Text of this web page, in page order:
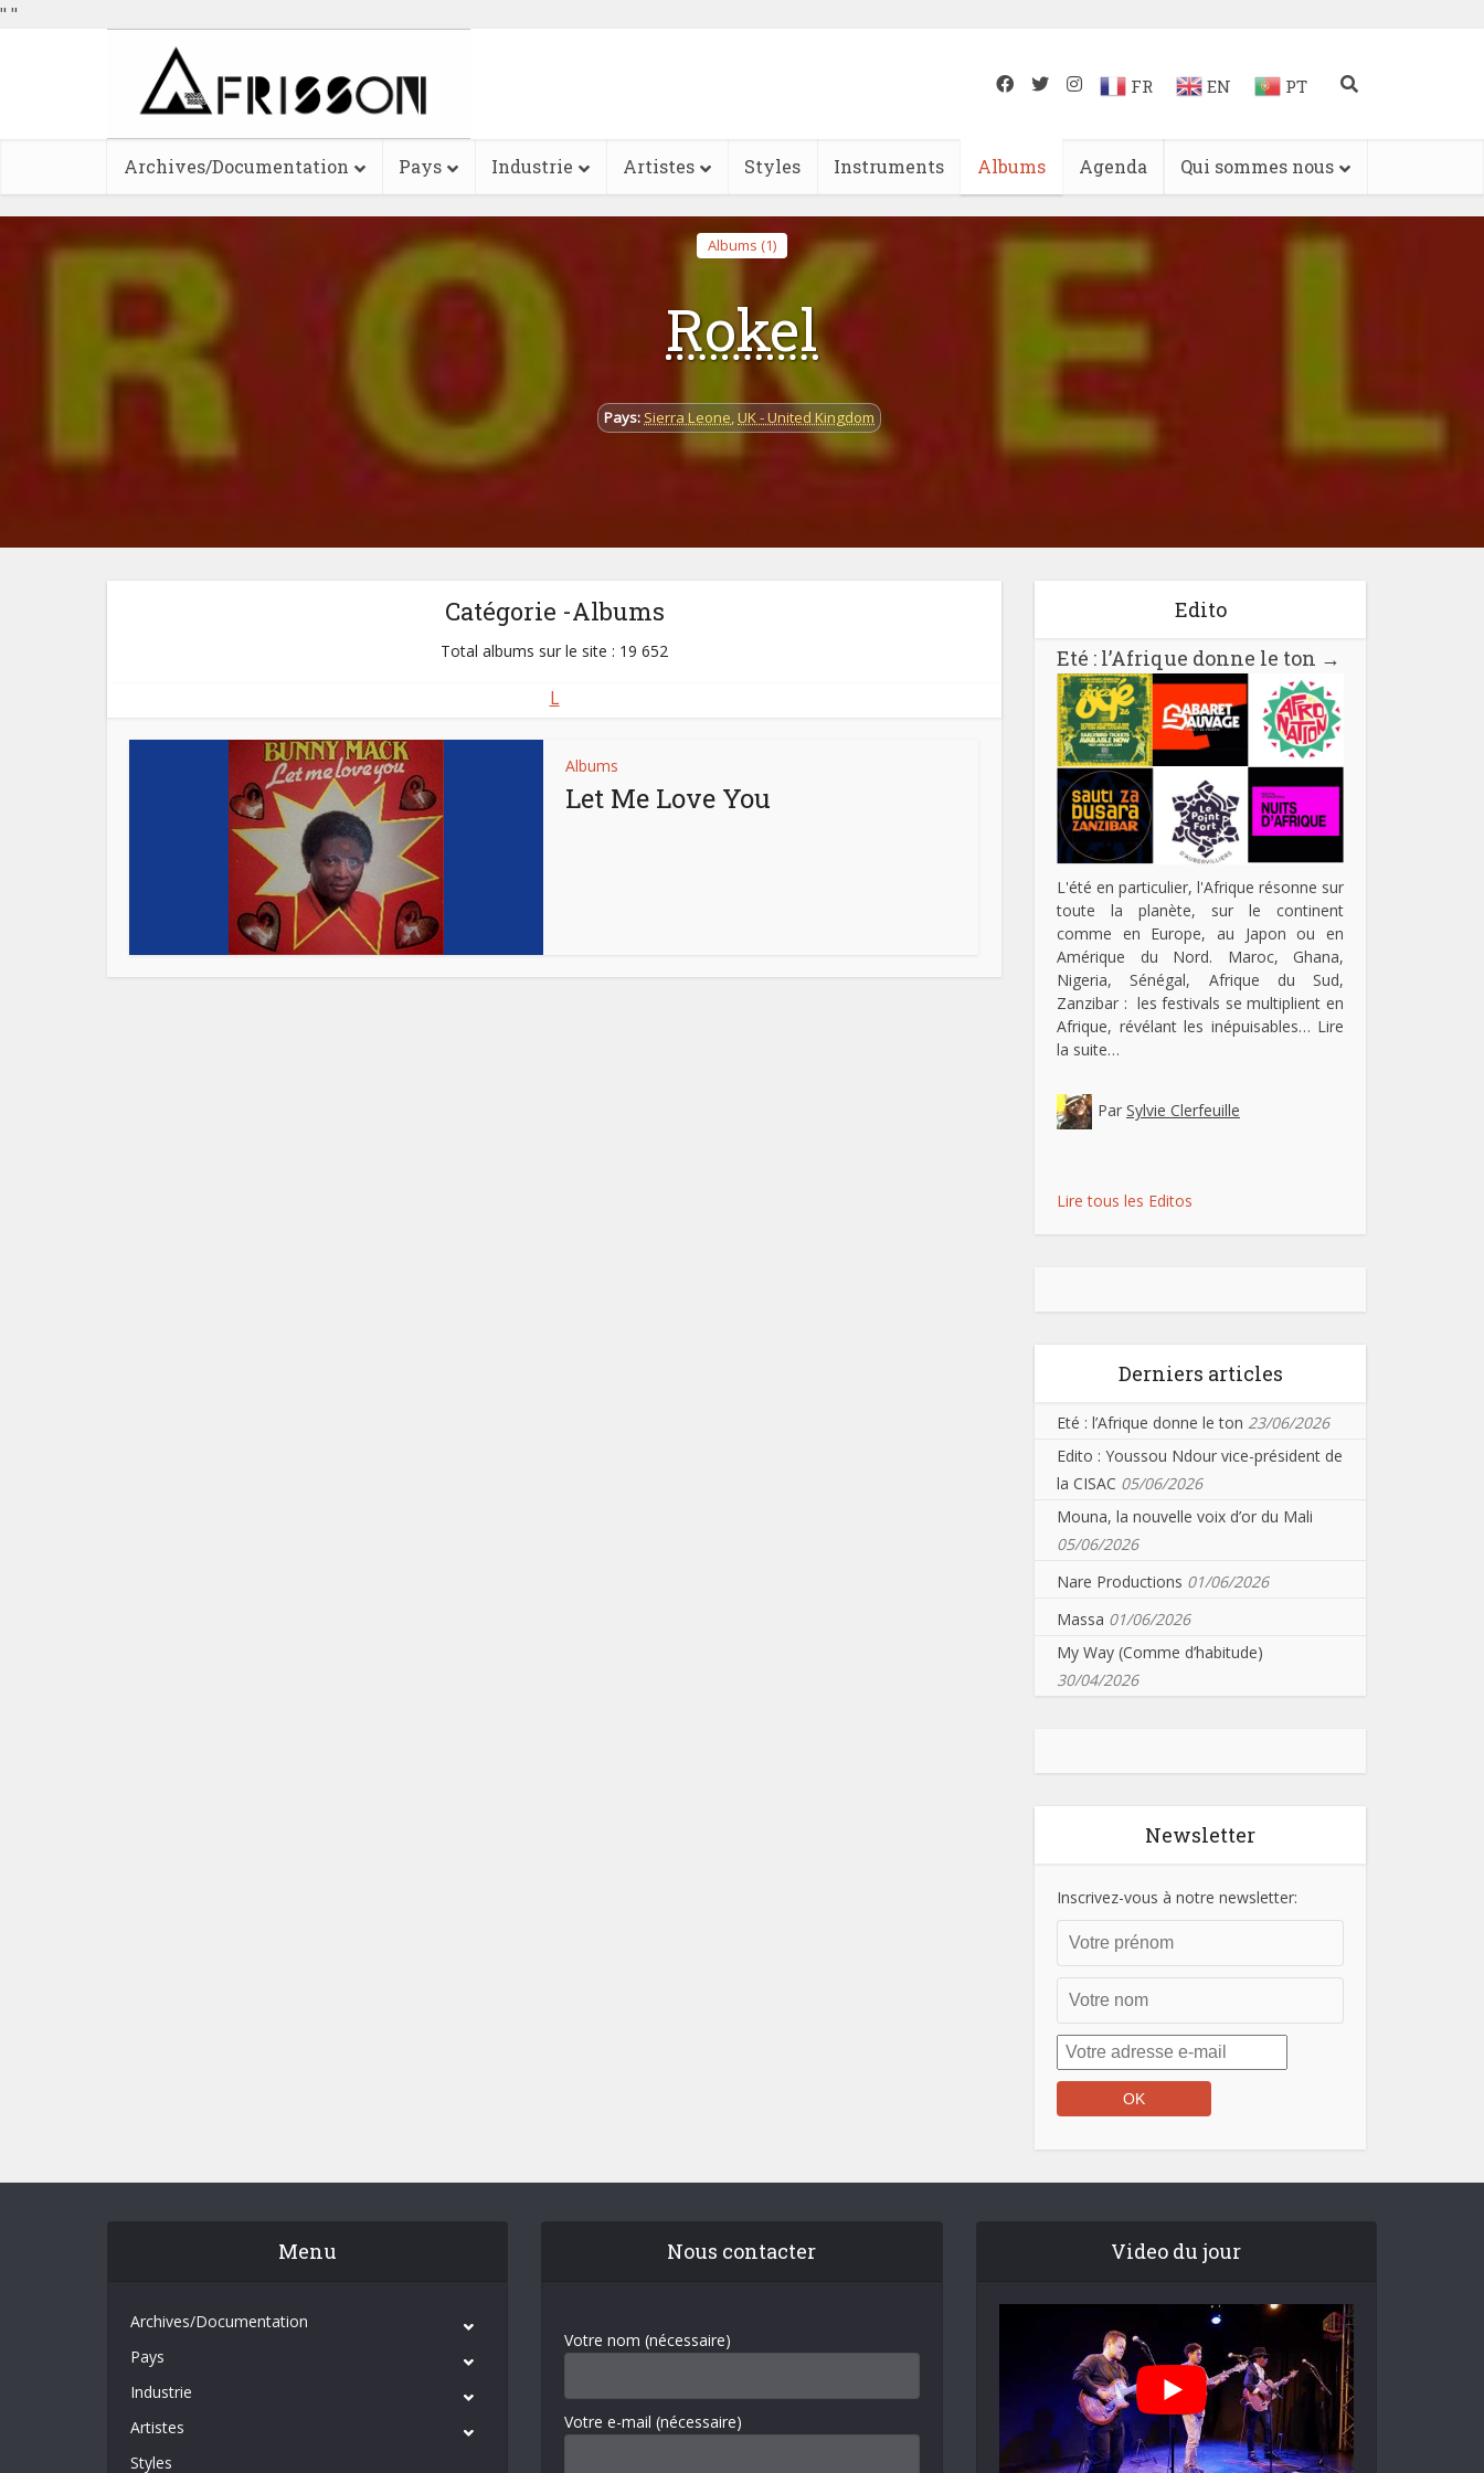
" "
FR EN PT
Archives/Documentation Pays Industrie Artistes Styles Instruments Albums Agenda Qui sommes nous
Albums (1)
Rokel
Pays: Sierra Leone, UK - United Kingdom
Catégorie -Albums
Total albums sur le site : 19 652
L
Albums
Let Me Love You
Edito
Eté : l’Afrique donne le ton →
L'été en particulier, l'Afrique résonne sur
toute la planète, sur le continent
comme en Europe, au Japon ou en
Amérique du Nord. Maroc, Ghana,
Nigeria, Sénégal, Afrique du Sud,
Zanzibar : les festivals se multiplient en
Afrique, révélant les inépuisables… Lire
la suite…
Par Sylvie Clerfeuille
Lire tous les Editos
Derniers articles
Eté : l’Afrique donne le ton 23/06/2026
Edito : Youssou Ndour vice-président de
la CISAC 05/06/2026
Mouna, la nouvelle voix d’or du Mali
05/06/2026
Nare Productions 01/06/2026
Massa 01/06/2026
My Way (Comme d’habitude)
30/04/2026
Newsletter
Inscrivez-vous à notre newsletter:
Menu
Archives/Documentation
Pays
Industrie
Artistes
Styles
Nous contacter
Votre nom (nécessaire)
Votre e-mail (nécessaire)
Video du jour